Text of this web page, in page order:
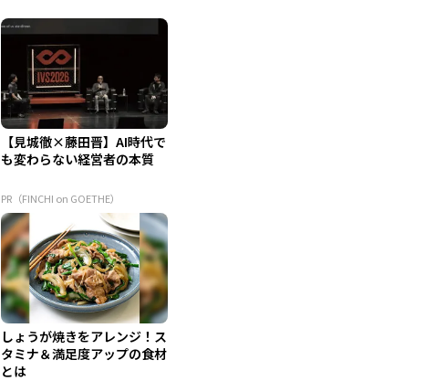
【見城徹×藤田晋】AI時代で
も変わらない経営者の本質
PR（FINCHI on GOETHE）
しょうが焼きをアレンジ！ス
タミナ＆満足度アップの食材
とは